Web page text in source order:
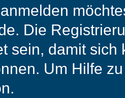
Die
sein, damit
Um Hilfe